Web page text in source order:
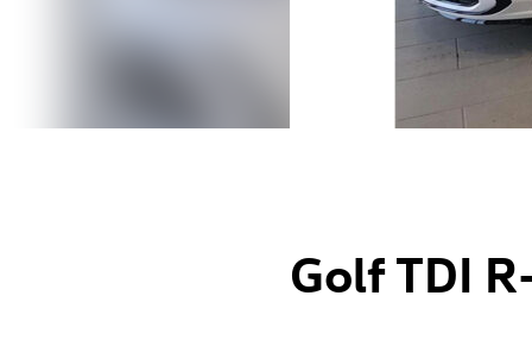
Golf TDI